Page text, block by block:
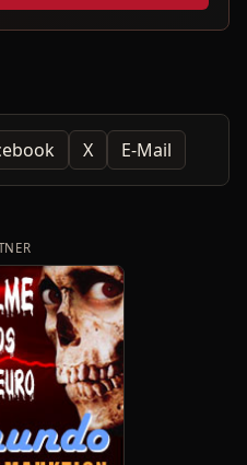
X E-Mail